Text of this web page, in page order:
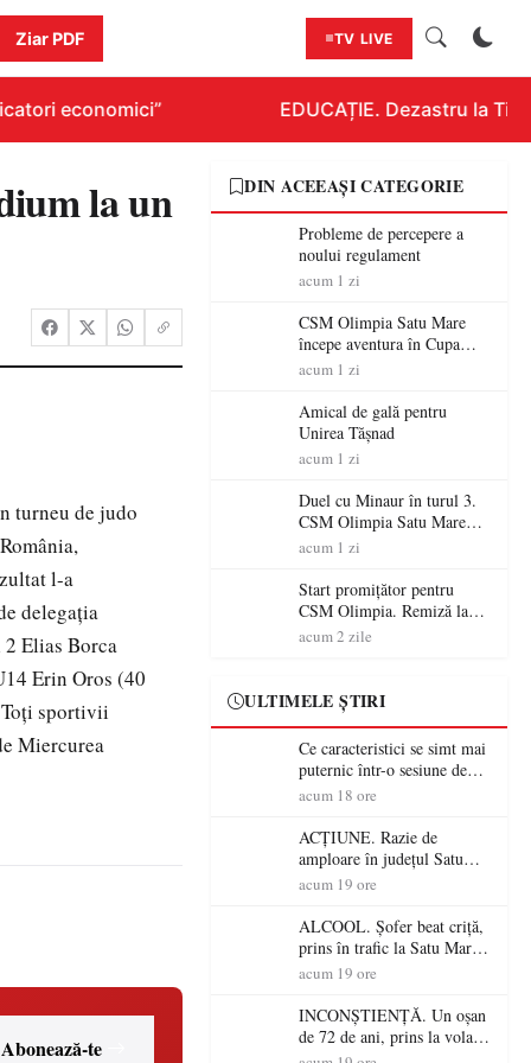
Ziar PDF TV LIVE
economici” EDUCAȚIE. Dezastru la
la un
turneu de judo
l-a
delegaţia
Elias Borca
Erin Oros (40
sportivii
Miercurea
Abonează-te
DIN ACEEAȘI CATEGORIE
Probleme de percepere a
noului regulament
acum 1 zi
CSM Olimpia Satu Mare
începe aventura în Cupa
României la Baia Mare
acum 1 zi
Amical de gală pentru
Unirea Tășnad
acum 1 zi
Duel cu Minaur în turul 3.
CSM Olimpia Satu Mare
începe aventura în Cupa
acum 1 zi
Start promițător pentru
CSM Olimpia. Remiză la
Dumbrăvița în debutul
acum 2 zile
ULTIMELE ȘTIRI
Ce caracteristici se simt mai
puternic într-o sesiune de
distracție la sloturi online:
RTP?
acum 18 ore
ACȚIUNE. Razie de
amploare în județul Satu
Mare! Polițiștii au dat sute
șoferi fără permis într-o
singură zi
acum 19 ore
ALCOOL. Șofer beat criță,
prins în trafic la Satu Mare!
Alcoolemie uriașă
acum 19 ore
INCONȘTIENȚĂ. Un oșan
de 72 de ani, prins la volan
fără permis! Polițiștii l-au